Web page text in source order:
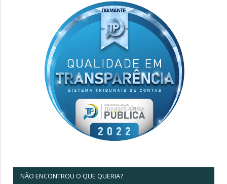
NÃO ENCONTROU O QUE QUERIA?